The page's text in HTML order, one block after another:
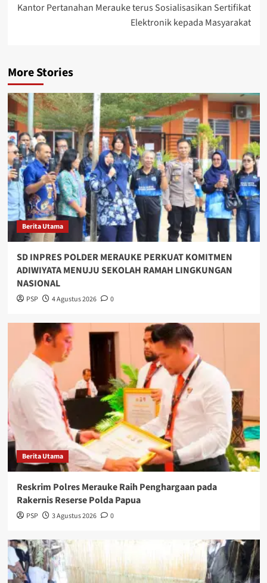
Kantor Pertanahan Merauke terus Sosialisasikan Sertifikat
Elektronik kepada Masyarakat
More Stories
Berita Utama
SD INPRES POLDER MERAUKE PERKUAT KOMITMEN
ADIWIYATA MENUJU SEKOLAH RAMAH LINGKUNGAN
NASIONAL
PSP 4 Agustus 2026 0
Berita Utama
Reskrim Polres Merauke Raih Penghargaan pada
Rakernis Reserse Polda Papua
PSP 3 Agustus 2026 0